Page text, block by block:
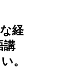
経
講
。